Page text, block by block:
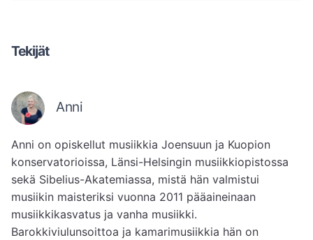
Tekijät
Anni
Anni on opiskellut musiikkia Joensuun ja Kuopion
konservatorioissa, Länsi-Helsingin musiikkiopistossa
sekä Sibelius-Akatemiassa, mistä hän valmistui
musiikin maisteriksi vuonna 2011 pääaineinaan
musiikkikasvatus ja vanha musiikki.
Barokkiviulunsoittoa ja kamarimusiikkia hän on